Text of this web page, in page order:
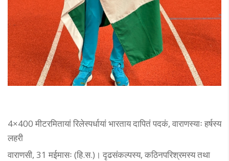
4×400 मीटरमितायां रिलेस्पर्धायां भारताय दापितं पदकं, वाराणस्याः हर्षस्य
लहरी
वाराणसी, 31 मईमासः (हि.स.)। दृढसंकल्पस्य, कठिनपरिश्रमस्य तथा